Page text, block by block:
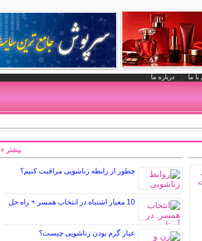
ما درباره ما
چطور از رابطه زناشویی مراقبت کنیم؟
10 معیار اشتباه در انتخاب همسر + راه حل
عیار گرم بودن زناشویی چیست؟
بیشتر »